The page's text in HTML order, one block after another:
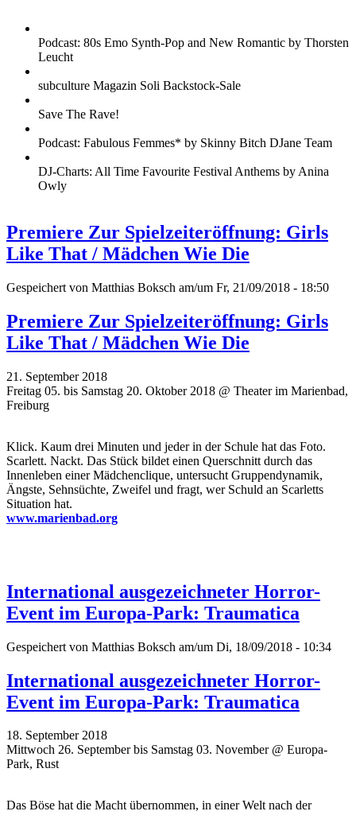
Podcast: 80s Emo Synth-Pop and New Romantic by Thorsten
Leucht
subculture Magazin Soli Backstock-Sale
Save The Rave!
Podcast: Fabulous Femmes* by Skinny Bitch DJane Team
DJ-Charts: All Time Favourite Festival Anthems by Anina
Owly
Premiere Zur Spielzeiteröffnung: Girls
Like That / Mädchen Wie Die
Gespeichert von Matthias Boksch am/um Fr, 21/09/2018 - 18:50
Premiere Zur Spielzeiteröffnung: Girls
Like That / Mädchen Wie Die
21. September 2018
Freitag 05. bis Samstag 20. Oktober 2018 @ Theater im Marienbad,
Freiburg
Klick. Kaum drei Minuten und jeder in der Schule hat das Foto.
Scarlett. Nackt. Das Stück bildet einen Querschnitt durch das
Innenleben einer Mädchenclique, untersucht Gruppendynamik,
Ängste, Sehnsüchte, Zweifel und fragt, wer Schuld an Scarletts
Situation hat.
www.marienbad.org
International ausgezeichneter Horror-
Event im Europa-Park: Traumatica
Gespeichert von Matthias Boksch am/um Di, 18/09/2018 - 10:34
International ausgezeichneter Horror-
Event im Europa-Park: Traumatica
18. September 2018
Mittwoch 26. September bis Samstag 03. November @ Europa-
Park, Rust
Das Böse hat die Macht übernommen, in einer Welt nach der